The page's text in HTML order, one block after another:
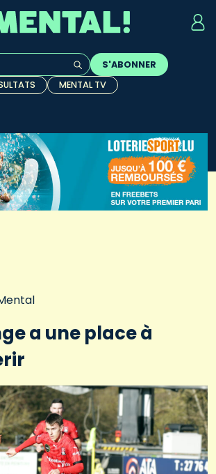
de l'auto-complétion sont
S'ABONNER
MENTAL TV
a une place à